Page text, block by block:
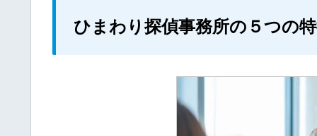
ひまわり探偵事務所の５つの